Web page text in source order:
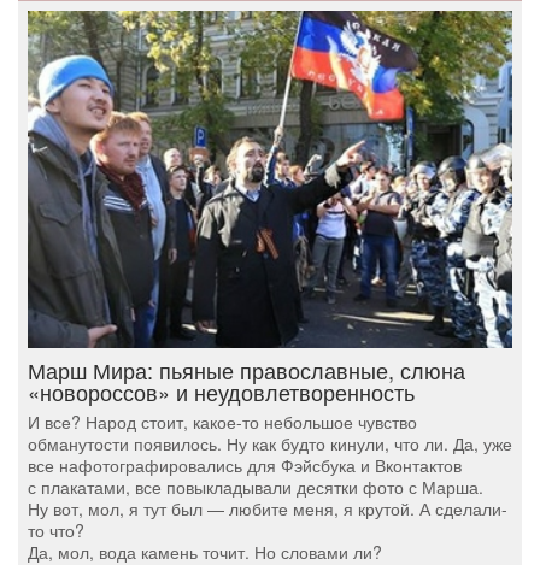
Марш Мира: пьяные православные, слюна
«новороссов» и неудовлетворенность
И все? Народ стоит, какое-то небольшое чувство
обманутости появилось. Ну как будто кинули, что ли. Да, уже
все нафотографировались для Фэйсбука и Вконтактов
с плакатами, все повыкладывали десятки фото с Марша.
Ну вот, мол, я тут был — любите меня, я крутой. А сделали-
то что?
Да, мол, вода камень точит. Но словами ли?